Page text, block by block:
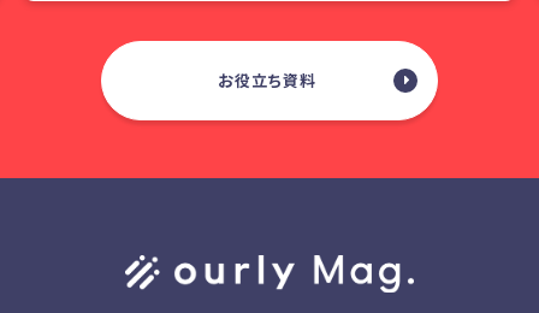
お役立ち資料